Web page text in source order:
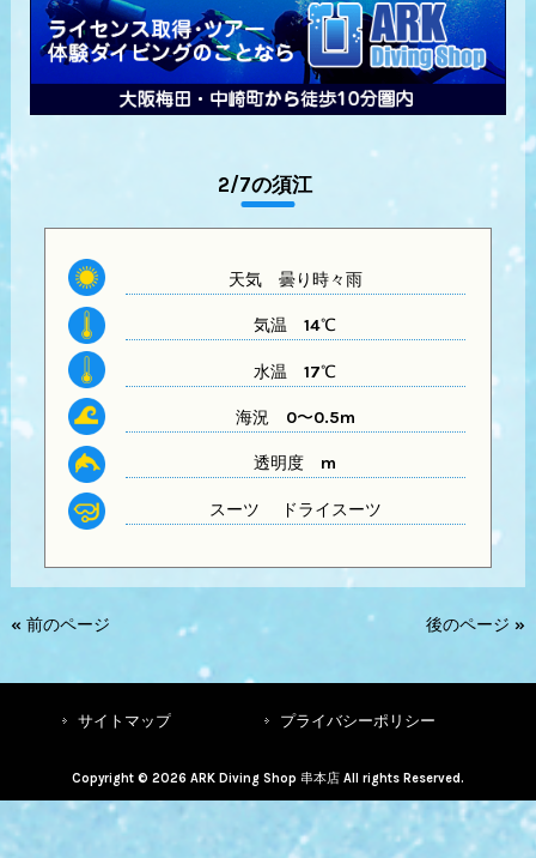
2/7の須江
天気曇り時々雨
気温 14℃
水温 17℃
海況 0〜0.5m
透明度 m
スーツ ドライスーツ
« 前のページ 後のページ »
サイトマップ プライバシーポリシー
Copyright © 2026 ARK Diving Shop 串本店 All rights Reserved.